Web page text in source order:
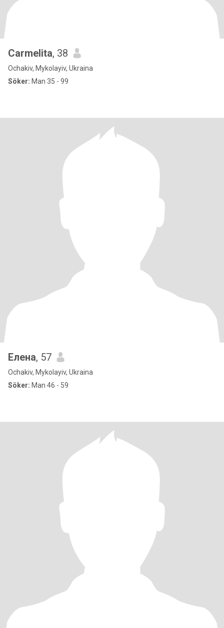
Carmelita, 38
Ochakiv, Mykolayiv, Ukraina
Söker: Man 35 - 99
Елена, 57
Ochakiv, Mykolayiv, Ukraina
Söker: Man 46 - 59